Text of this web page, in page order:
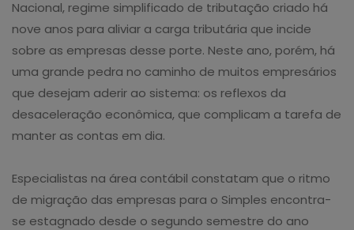
Nacional, regime simplificado de tributação criado há
nove anos para aliviar a carga tributária que incide
sobre as empresas desse porte. Neste ano, porém, há
uma grande pedra no caminho de muitos empresários
que desejam aderir ao sistema: os reflexos da
desaceleração econômica, que complicam a tarefa de
manter as contas em dia.
Especialistas na área contábil constatam que o ritmo
de migração das empresas para o Simples encontra-
se estagnado desde o segundo semestre do ano